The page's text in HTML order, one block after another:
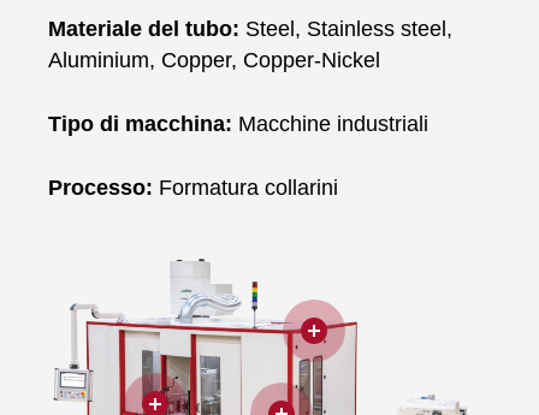
Materiale del tubo: Steel, Stainless steel,
Aluminium, Copper, Copper-Nickel
Tipo di macchina: Macchine industriali
Processo: Formatura collarini